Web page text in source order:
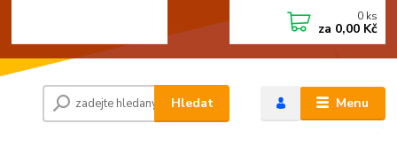
Menu
Hledat
0 ks
za 0,00 Kč